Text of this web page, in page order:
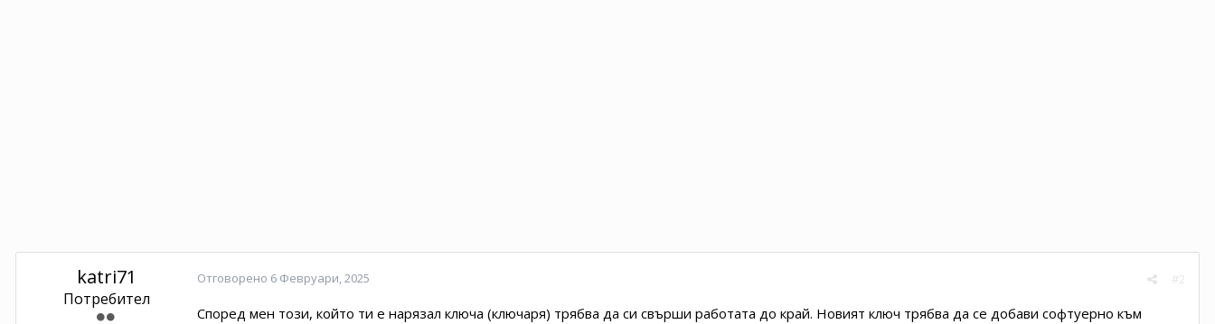
katri71
Потребител
#2
Отговорено 6 Февруари, 2025
Според мен този, който ти е нарязал ключа (ключаря) трябва да си свърши работата до край. Новият ключ трябва да се добави софтуерно към